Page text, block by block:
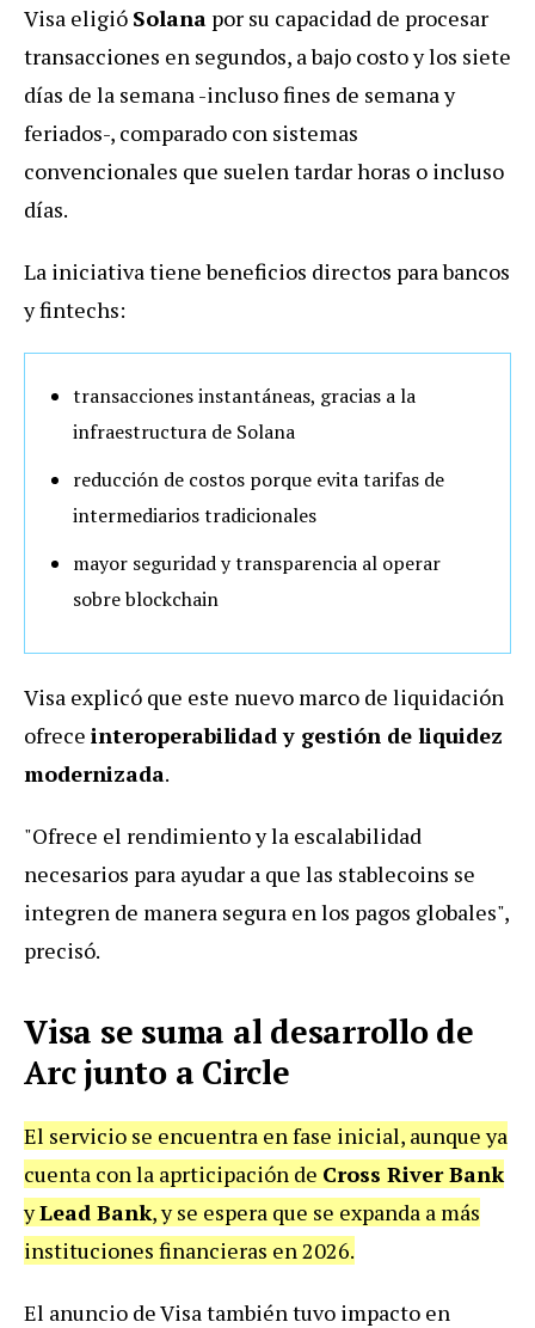
Visa eligió Solana por su capacidad de procesar
transacciones en segundos, a bajo costo ylos siete
días de la semana -incluso fines de semana y
feriados-, comparado con sistemas
convencionales que suelen tardar horas o incluso
días.
La iniciativa tiene beneficios directos para bancos
y fintechs:
transacciones instantáneas, gracias a la
infraestructura de Solana
reducción de costos porque evita tarifas de
intermediarios tradicionales
mayor seguridad y transparencia al operar
sobre blockchain
Visa explicó que este nuevo marco de liquidación
ofrece interoperabilidad y gestión de liquidez
modernizada.
"Ofrece el rendimiento y la escalabilidad
necesarios para ayudar a que las stablecoins se
integren de manera segura en los pagos globales",
precisó.
Visa se suma al desarrollo de
Arc junto a Circle
El servicio se encuentra en fase inicial, aunque ya
cuenta con la aprticipación de Cross River Bank
yLead Bank, y se espera que se expanda a más
instituciones financieras en 2026.
El anuncio de Visa también tuvo impacto en